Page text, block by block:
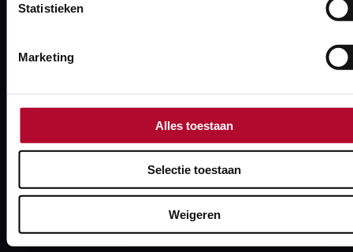
Statistieken
Marketing
Alles toestaan
Selectie toestaan
Weigeren
HUISNUMMER